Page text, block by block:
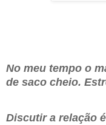
No meu tempo o
de saco cheio.
Discutir a relação